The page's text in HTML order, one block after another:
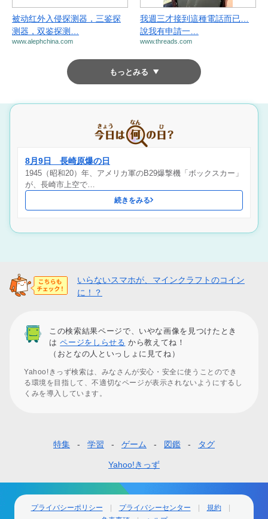
被动红外入侵探测器，三鉴探
测器，双鉴探测…
www.alephchina.com
我週三才接到這種電話而已…
說我有申請一…
www.threads.com
もっとみる
8月9日 長崎原爆の日
1945（昭和20）年、アメリカ軍のB29爆撃機「ボックスカー」
が、長崎市上空で…
続きをみる
いらないスマホが、マインクラフトのコイン
に！？
この検索結果ページで、いやな画像を見つけたとき
はページをしらせる から教えてね！
（おとなの人といっしょに見てね）
Yahoo!きっず検索は、みなさんが安心・安全に使うことのでき
る環境を目指して、不適切なページが表示されないようにするし
くみを導入しています。
タ
ー
特集 学習 ゲーム 図鑑 タグ
Yahoo!きっず
プライバシーポリシー プライバシーセンター
規約